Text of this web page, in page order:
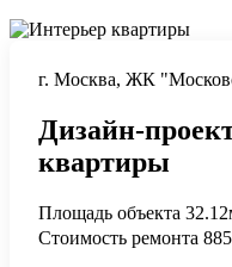
г. Москва, ЖК
Дизайн-
квартиры
Площадь объекта
Стоимость ремонта